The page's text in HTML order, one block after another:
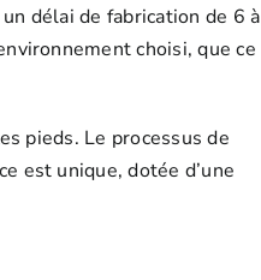
délai de fabrication de 6 à
choisi, que ce
pieds. Le processus de
est unique, dotée d’une